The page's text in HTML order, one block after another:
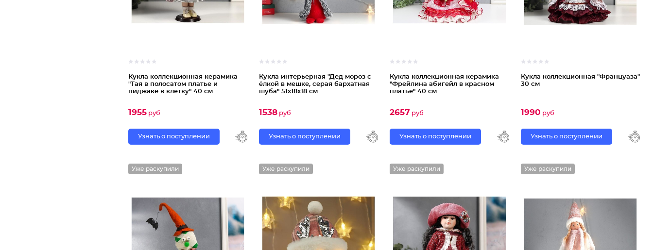
Кукла коллекционная керамика
"Тая в полосатом платье и
пиджаке в клетку" 40 см
1955руб
Узнать о поступлении
Кукла интерьерная "Дед мороз с
ёлкой в мешке, серая бархатная
шуба" 51х18х18 см
1538руб
Узнать о поступлении
Кукла коллекционная керамика
"Фрейлина абигейл в красном
платье" 40 см
2657 руб
Узнать о поступлении
Кукла коллекционная "Француаза"
30 см
1990 руб
Узнать о поступлении
Уже раскупили Уже раскупили Уже раскупили Уже раскупили